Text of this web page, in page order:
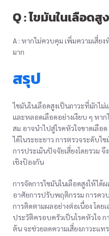
Q : ไขมันในเลือด
A : หากไม่ควบคุม เพิ่มความเสี่ย
มาก
สรุป
ไขมันในเลือดสูงเป็นภาวะที่มักไ
และหลอดเลือดอย่างเงียบ ๆ หา
สม อาจนำไปสู่โรคหัวใจขาดเลือ
ได้ในระยะยาว การตรวจระดับไ
การประเมินปัจจัยเสี่ยงโดยรวม
เชิงป้องกัน
การจัดการไขมันในเลือดสูงให้ได้
อาศัยการปรับพฤติกรรม การคว
การติดตามผลอย่างต่อเนื่อง โด
ประวัติครอบครัวเป็นโรคหัวใจ
ต้น จะช่วยลดความเสี่ยงภาวะแท